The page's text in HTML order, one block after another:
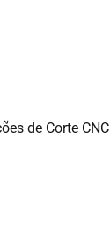
de Corte CNC